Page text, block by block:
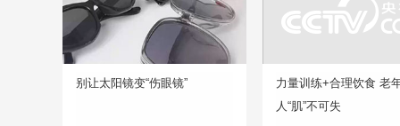
别让太阳镜变“伤眼镜”
力量训练+合理饮食 老
人“肌”不可失